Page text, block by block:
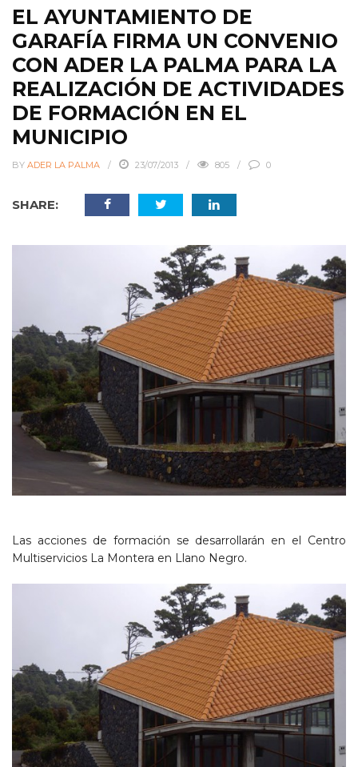
EL AYUNTAMIENTO DE
GARAFÍA FIRMA UN CONVENIO
CON ADER LA PALMA PARA LA
REALIZACIÓN DE ACTIVIDADES
DE FORMACIÓN EN EL
MUNICIPIO
BY ADER LA PALMA 23/07/2013 805 0
SHARE:
Las acciones de formación se desarrollarán en el Centro
Multiservicios La Montera en Llano Negro.